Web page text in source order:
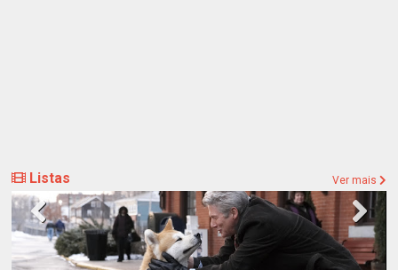
Listas Ver mais